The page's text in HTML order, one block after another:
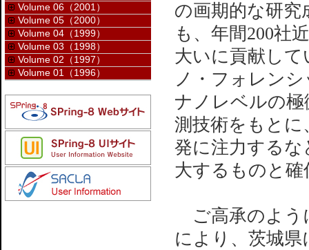
の画期的な研
も、年間200社
大いに貢献して
ノ・フォレン
ナノレベルの極
測技術をもとに
発に注力するな
大するものと
ご高承のよう
により、茨城県
Volume 06（2001）
Volume 05（2000）
Volume 04（1999）
Volume 03（1998）
Volume 02（1997）
Volume 01（1996）